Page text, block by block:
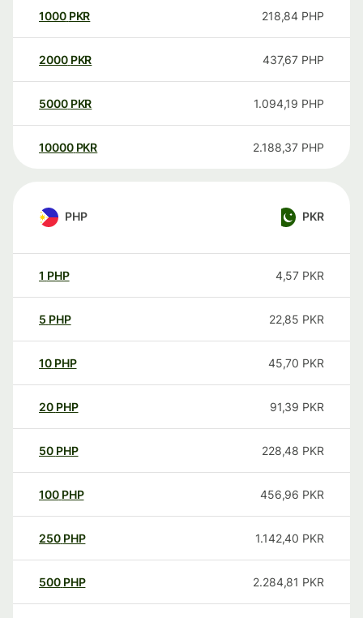
1000 PKR 218,84 PHP
2000 PKR 437,67 PHP
5000 PKR 1.094,19 PHP
10000 PKR 2.188,37 PHP
PHP PKR
1 PHP 4,57 PKR
5 PHP 22,85 PKR
10 PHP 45,70 PKR
20 PHP 91,39 PKR
50 PHP 228,48 PKR
100 PHP 456,96 PKR
250 PHP 1.142,40 PKR
500 PHP 2.284,81 PKR